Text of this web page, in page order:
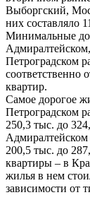
Выборгский,
них составляло
Минимальные
Петроградском
соответственно
квартир.
Самое дорогое
Петроградском
250,3 тыс. до
Адмиралтейском
200,5 тыс. до
квартиры – в
жилья в нем
зависимости от